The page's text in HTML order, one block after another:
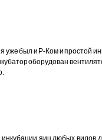
уже был и Р-Ком и простой
оборудован
яиц любых видов